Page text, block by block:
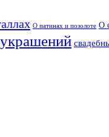
О патинах и позолоте О